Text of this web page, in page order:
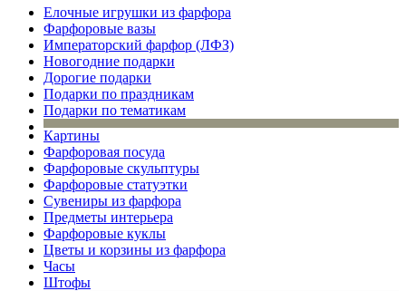
Елочные игрушки из фарфора
Фарфоровые вазы
Императорский фарфор (ЛФЗ)
Новогодние подарки
Дорогие подарки
Подарки по праздникам
Подарки по тематикам
Картины
Фарфоровая посуда
Фарфоровые скульптуры
Фарфоровые статуэтки
Сувениры из фарфора
Предметы интерьера
Фарфоровые куклы
Цветы и корзины из фарфора
Часы
Штофы